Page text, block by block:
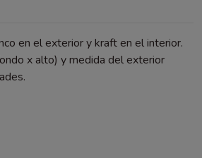
en el exterior y kraft en el interior.
x alto) y medida del exterior